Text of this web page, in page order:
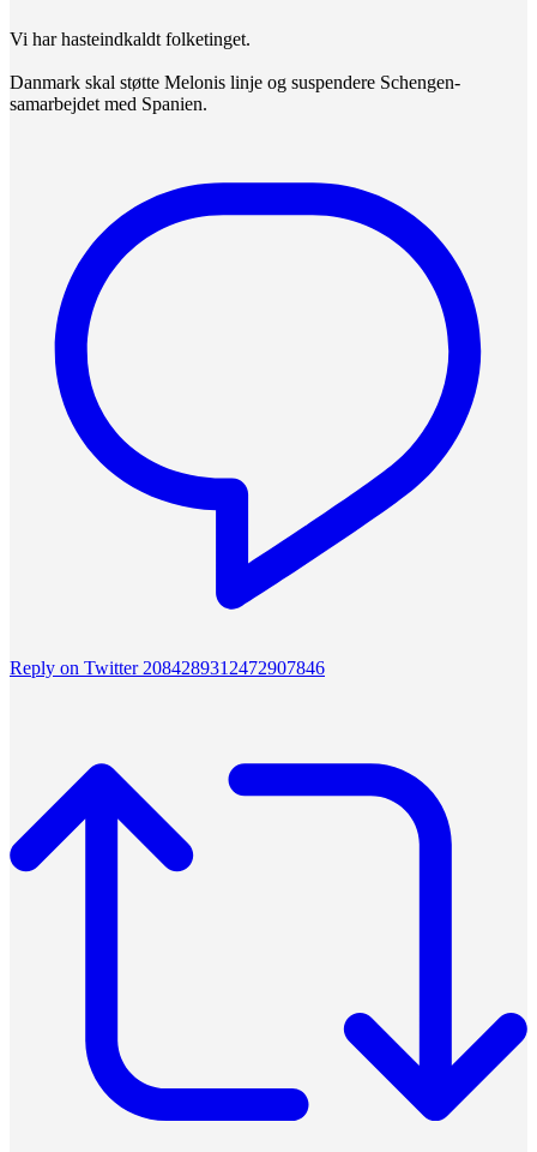
Vi har hasteindkaldt folketinget.
Danmark skal støtte Melonis linje og suspendere Schengen-
samarbejdet med Spanien.
Reply on Twitter 2084289312472907846